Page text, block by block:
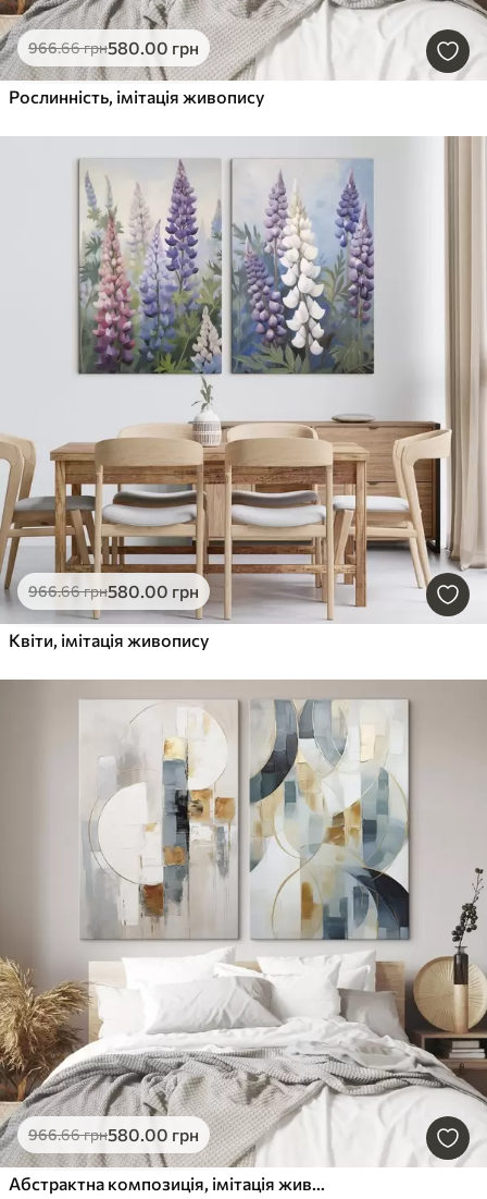
966.66грн580.00 грн
Рослинність, імітація живопису
966.66грн580.00 грн
Квіти, імітація живопису
966.66грн580.00 грн
Абстрактна композиція, імітація живопису